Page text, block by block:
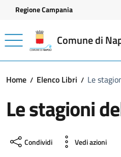
Vai ai contenuti
Vai al footer
Regione Campania
Comune di
Home Elenco Libri Le
Le stagioni
Condividi Vedi azioni